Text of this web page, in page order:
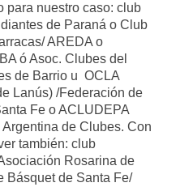
para nuestro caso: club
de Paraná o Club
AREDA o
ó Asoc. Clubes del
de Barrio u OCLA
Lanús) /Federación de
Fe o ACLUDEPA
de Clubes. Con
también: club
Rosarina de
Básquet de Santa Fe/